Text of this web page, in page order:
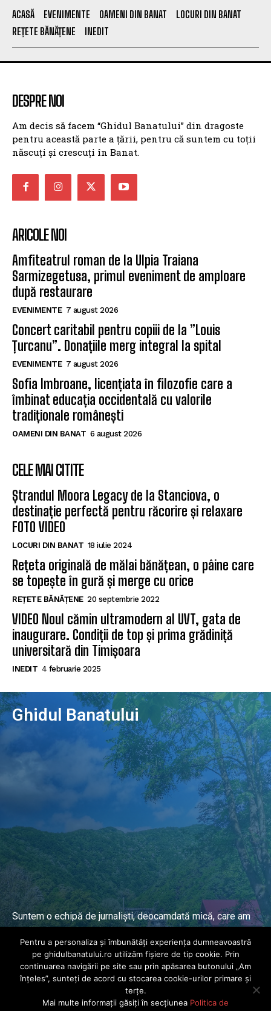
ACASĂ EVENIMENTE OAMENI DIN BANAT
LOCURI DIN BANAT
REȚETE BĂNĂȚENE
INEDIT
DESPRE NOI
Am decis să facem “Ghidul Banatului” din dragoste
pentru această parte a țării, pentru că suntem cu toții
născuți și crescuți în Banat.
ARICOLE NOI
Amfiteatrul roman de la Ulpia Traiana
Sarmizegetusa, primul eveniment de amploare
după restaurare
EVENIMENTE 7 august 2026
Concert caritabil pentru copiii de la ”Louis
Țurcanu”. Donațiile merg integral la spital
EVENIMENTE 7 august 2026
Sofia Imbroane, licențiata în filozofie care a
îmbinat educația occidentală cu valorile
tradiționale românești
OAMENI DIN BANAT 6 august 2026
CELE MAI CITITE
Ștrandul Moora Legacy de la Stanciova, o
destinație perfectă pentru răcorire și relaxare
FOTO VIDEO
LOCURI DIN BANAT 18 iulie 2024
Rețeta originală de mălai bănățean, o pâine care
se topește în gură și merge cu orice
REȚETE BĂNĂȚENE 20 septembrie 2022
VIDEO Noul cămin ultramodern al UVT, gata de
inaugurare. Condiții de top și prima grădiniță
universitară din Timișoara
INEDIT 4 februarie 2025
Ghidul Banatului
Suntem o echipă de jurnaliști, deocamdată mică, care am
lucrat și lucrăm în presa locală și națională de mai mulți
ani.
Pentru a personaliza și îmbunătăți experiența dumneavoastră
pe ghidulbanatului.ro utilizăm fișiere de tip cookie. Prin
continuarea navigării pe site sau prin apăsarea butonului „Am
înțeles”, sunteți de acord cu stocarea cookie-urilor primare și
terțe.
Mai multe informații găsiți în secțiunea Politica de